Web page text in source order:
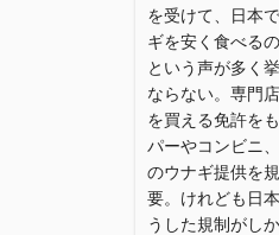
を受けて、日本
ギを安く食べる
という声が多く
ならない。専門
を買える免許を
パーやコンビニ
のウナギ提供を
要。けれども日
うした規制がし